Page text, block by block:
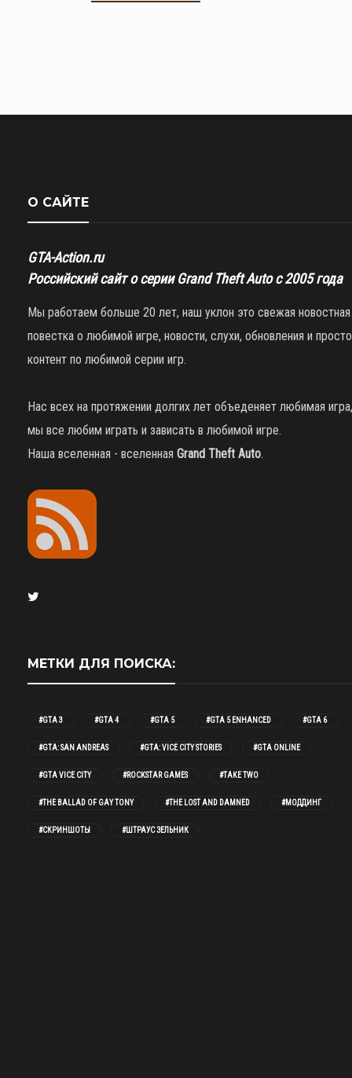
О САЙТЕ
GTA-Action.ru
Российский сайт о серии Grand Theft Auto с 2005 года
Мы работаем больше 20 лет, наш уклон это свежая новостная
повестка о любимой игре, новости, слухи, обновления и просто
контент по любимой серии игр.
Нас всех на протяжении долгих лет объеденяет любимая игра,
мы все любим играть и зависать в любимой игре.
Наша вселенная - вселенная Grand Theft Auto.
МЕТКИ ДЛЯ ПОИСКА:
#GTA 3 #GTA 4 #GTA 5 #GTA 5 ENHANCED #GTA 6
#GTA: SAN ANDREAS #GTA: VICE CITY STORIES #GTA ONLINE
#GTA VICE CITY #ROCKSTAR GAMES #TAKE TWO
#THE BALLAD OF GAY TONY #THE LOST AND DAMNED #МОДДИНГ
#СКРИНШОТЫ #ШТРАУС ЗЕЛЬНИК